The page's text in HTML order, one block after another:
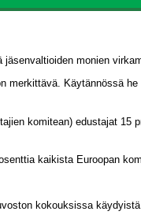
monien
merkittävä. Käytännössä
komitean) edustajat 15
kaikista Euroopan
kokouksissa